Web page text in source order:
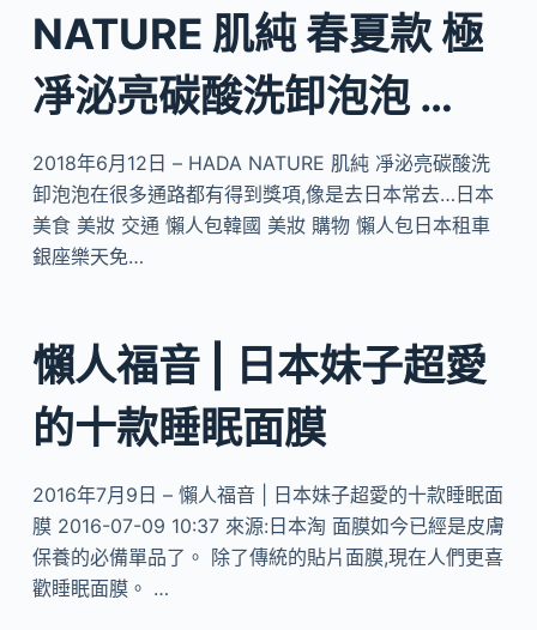
NATURE 肌純 春夏款 極
凈泌亮碳酸洗卸泡泡 …
2018年6月12日 – HADA NATURE 肌純 凈泌亮碳酸洗
卸泡泡在很多通路都有得到獎項,像是去日本常去…日本
美食 美妝 交通 懶人包韓國 美妝 購物 懶人包日本租車
銀座樂天免…
懶人福音 | 日本妹子超愛
的十款睡眠面膜
2016年7月9日 – 懶人福音 | 日本妹子超愛的十款睡眠面
膜 2016-07-09 10:37 來源:日本淘 面膜如今已經是皮膚
保養的必備單品了。 除了傳統的貼片面膜,現在人們更喜
歡睡眠面膜。 …